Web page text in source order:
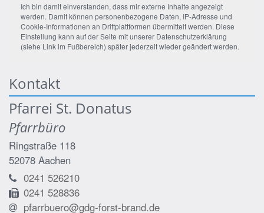
Ich bin damit einverstanden, dass mir externe Inhalte angezeigt
werden. Damit können personenbezogene Daten, IP-Adresse und
Cookie-Informationen an Drittplattformen übermittelt werden. Diese
Einstellung kann auf der Seite mit unserer Datenschutzerklärung
(siehe Link im Fußbereich) später jederzeit wieder geändert werden.
Kontakt
Pfarrei St. Donatus
Pfarrbüro
Ringstraße 118
52078 Aachen
0241 526210
0241 528836
pfarrbuero@gdg-forst-brand.de